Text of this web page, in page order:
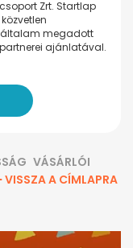
Zrt. Startlap
általam megadott
ajánlatával.
VÁSÁRLÓI
VISSZA A CÍMLAPRA